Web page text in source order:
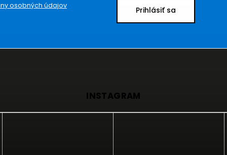
osobných údajov Prihlásiť sa
INSTAGRAM